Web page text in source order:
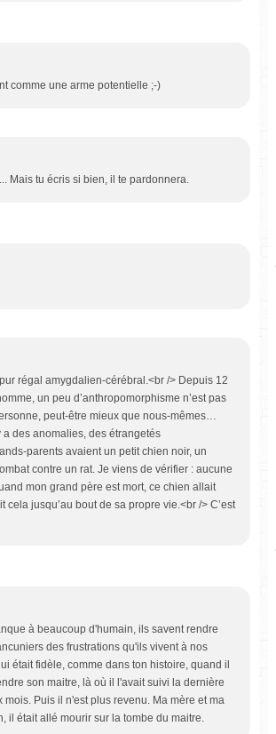
comme une arme potentielle ;-)
Mais tu écris si bien, il te pardonnera.
régal amygdalien-cérébral.<br /> Depuis 12
un peu d’anthropomorphisme n’est pas
peut-être mieux que nous-mêmes…
des anomalies, des étrangetés
parents avaient un petit chien noir, un
contre un rat. Je viens de vérifier : aucune
mon grand père est mort, ce chien allait
jusqu’au bout de sa propre vie.<br /> C’est
à beaucoup d'humain, ils savent rendre
des frustrations qu'ils vivent à nos
était fidèle, comme dans ton histoire, quand il
son maitre, là où il l'avait suivi la dernière
Puis il n'est plus revenu. Ma mère et ma
il était allé mourir sur la tombe du maitre.